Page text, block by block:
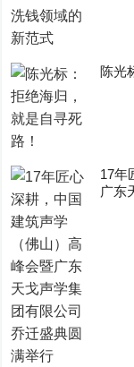
陈光
17年
广东